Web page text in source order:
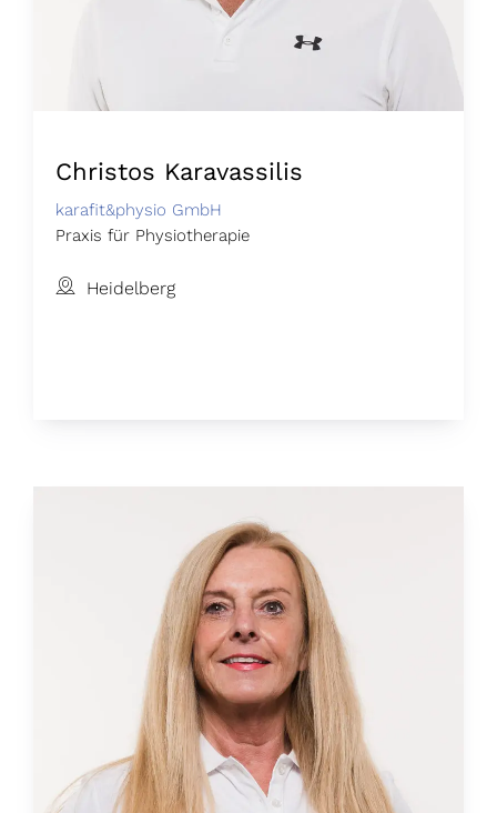
Christos Karavassilis
karafit&physio GmbH
Praxis für Physiotherapie
Heidelberg